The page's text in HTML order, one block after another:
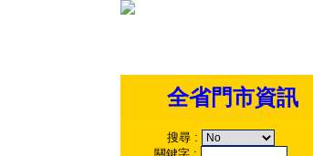
全省門市資訊
搜尋 :